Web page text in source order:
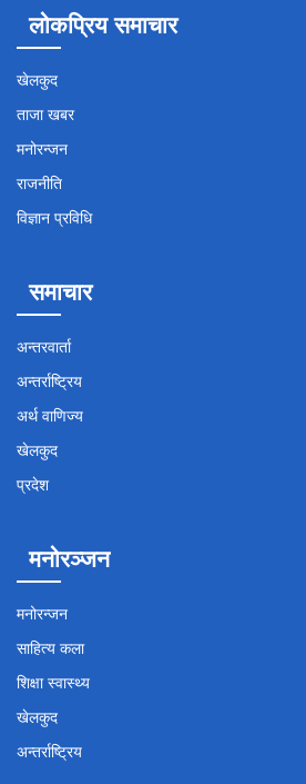
लोकप्रिय समाचार
खेलकुद
ताजा खबर
मनोरन्जन
राजनीति
विज्ञान प्रविधि
समाचार
अन्तरवार्ता
अन्तर्राष्ट्रिय
अर्थ वाणिज्य
खेलकुद
प्रदेश
मनोरञ्जन
मनोरन्जन
साहित्य कला
शिक्षा स्वास्थ्य
खेलकुद
अन्तर्राष्ट्रिय